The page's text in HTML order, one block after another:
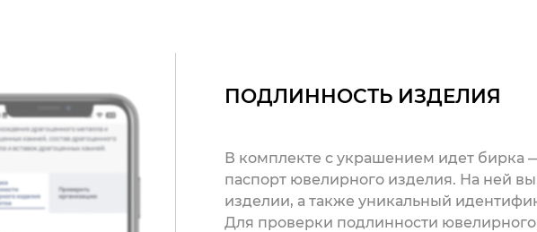
ПОДЛИННОСТЬ ИЗДЕЛИЯ
В комплекте с украшением идет бирка
паспорт ювелирного изделия. На ней
изделии, а также уникальный
Для проверки подлинности